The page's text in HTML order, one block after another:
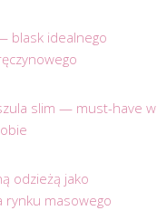
blask idealnego
slim — must-have w
odzieżą jako
rynku masowego